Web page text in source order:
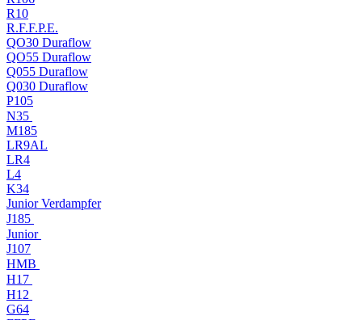
R10
R.F.F.P.E.
QO30 Duraflow
QO55 Duraflow
Q055 Duraflow
Q030 Duraflow
P105
N35
M185
LR9AL
LR4
L4
K34
Junior Verdampfer
J185
Junior
J107
HMB
H17
H12
G64